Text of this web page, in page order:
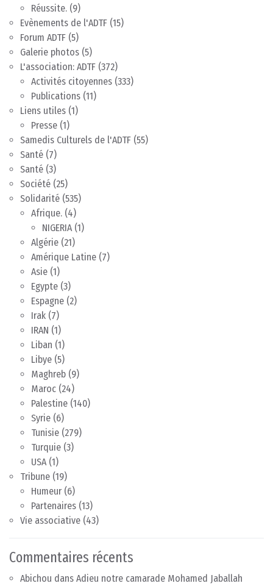
Réussite. (9)
Evènements de l'ADTF (15)
Forum ADTF (5)
Galerie photos (5)
L'association: ADTF (372)
Activités citoyennes (333)
Publications (11)
Liens utiles (1)
Presse (1)
Samedis Culturels de l'ADTF (55)
Santé (7)
Santé (3)
Société (25)
Solidarité (535)
Afrique. (4)
NIGERIA(1)
Algérie (21)
Amérique Latine (7)
Asie (1)
Egypte (3)
Espagne (2)
Irak (7)
IRAN (1)
Liban (1)
Libye (5)
Maghreb (9)
Maroc (24)
Palestine (140)
Syrie (6)
Tunisie (279)
Turquie (3)
USA(1)
Tribune (19)
Humeur (6)
Partenaires (13)
Vie associative (43)
Commentaires récents
Abichou dans Adieu notre camarade Mohamed Jaballah